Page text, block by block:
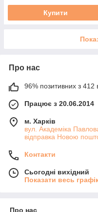
Купити
Про нас
96% позитивних з 412
Працює з 20.06.2014
м. Харків
вул. Академіка
відправка Новою
Контакти
Сьогодні вихідний
Показати весь
Про нас